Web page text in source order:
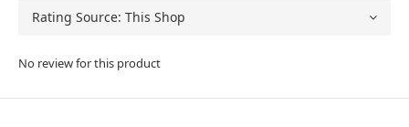
No review for this product